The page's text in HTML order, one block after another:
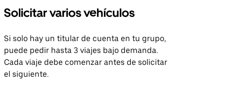
Solicitar varios vehículos
Si solo hay un titular de cuenta en tu grupo,
puede pedir hasta 3 viajes bajo demanda.
Cada viaje debe comenzar antes de solicitar
el siguiente.